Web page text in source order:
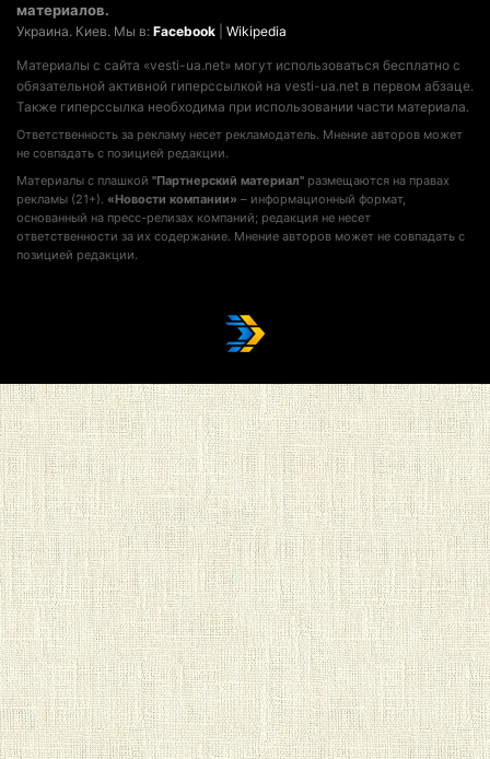
материалов.
Украина. Киев. Мы в: Facebook Wikipedia
Материалы с сайта «vesti-ua.net» могут использоваться бесплатно с
обязательной активной гиперссылкой на vesti-ua.net в первом абзаце.
Также гиперссылка необходима при использовании части материала.
Ответственность за рекламу несет рекламодатель. Мнение авторов может
не совпадать с позицией редакции.
Материалы с плашкой "Партнерский материал" размещаются на правах
рекламы (21+). «Новости компании» – информационный формат,
основанный на пресс-релизах компаний; редакция не несет
ответственности за их содержание. Мнение авторов может не совпадать с
позицией редакции.